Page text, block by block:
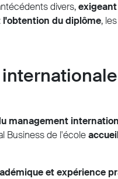
divers,
l'obtention du diplôme,
management
Business de l'école
et expérience